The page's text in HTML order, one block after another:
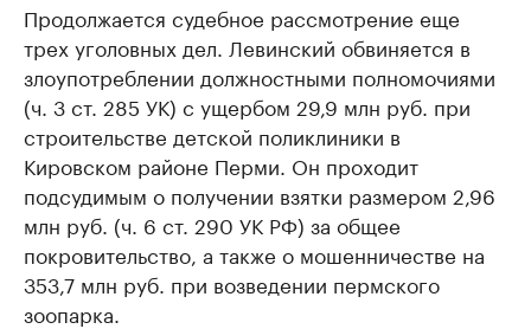
Продолжается судебное рассмотрение еще
трех уголовных дел. Левинский обвиняется в
злоупотреблении должностными полномочиями
(ч. 3 ст. 285 УК) с ущербом 29,9 млн руб. при
строительстве детской поликлиники в
Кировском районе Перми. Он проходит
подсудимым о получении взятки размером 2,96
млн руб. (ч. 6 ст. 290 УК РФ) за общее
покровительство, а также о мошенничестве на
353,7 млн руб. при возведении пермского
зоопарка.